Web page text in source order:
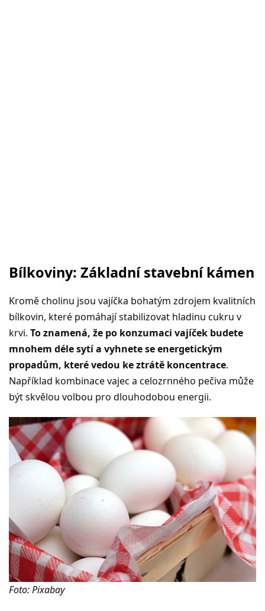
Bílkoviny: Základní stavební kámen
Kromě cholinu jsou vajíčka bohatým zdrojem kvalitních
bílkovin, které pomáhají stabilizovat hladinu cukru v
krvi. To znamená, že po konzumaci vajíček budete
mnohem déle sytí a vyhnete se energetickým
propadům, které vedou ke ztrátě koncentrace.
Například kombinace vajec a celozrnného pečiva může
být skvělou volbou pro dlouhodobou energii.
Foto: Pixabay